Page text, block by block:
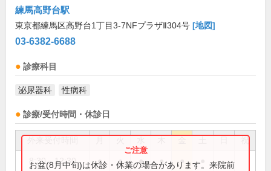
練馬高野台駅
東京都練馬区高野台1丁目3-7NFプラザⅡ304号 [地図]
03-6382-6688
診療科目
泌尿器科 性病科
診療/受付時間・休診日
祝
8:30～12:30 ● ● ● ● ●
お盆(8月中旬)は休診・休業の場合があります。来院前